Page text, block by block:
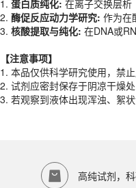
【注意事项】
1. 本品仅供科学研究使用，禁
2. 试剂应密封保存于阴凉干燥
3. 若观察到液体出现浑浊、絮
产品规格
货期
1-2天
规格
500ml
1. 蛋白质纯化: 在离子交换层析
2. 酶促反应动力学研究: 作为在
3. 核酸提取与纯化: 在DNA或
【注意事项】
1. 本品仅供科学研究使用，禁
2. 试剂应密封保存于阴凉干燥
3. 若观察到液体出现浑浊、絮
高纯试剂，